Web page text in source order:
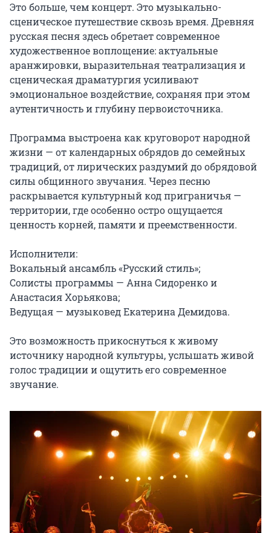
Это больше, чем концерт. Это музыкально-
сценическое путешествие сквозь время. Древняя
русская песня здесь обретает современное
художественное воплощение: актуальные
аранжировки, выразительная театрализация и
сценическая драматургия усиливают
эмоциональное воздействие, сохраняя при этом
аутентичность и глубину первоисточника.
Программа выстроена как круговорот народной
жизни — от календарных обрядов до семейных
традиций, от лирических раздумий до обрядовой
силы общинного звучания. Через песню
раскрывается культурный код приграничья —
территории, где особенно остро ощущается
ценность корней, памяти и преемственности.
Исполнители:
Вокальный ансамбль «Русский стиль»;
Солисты программы — Анна Сидоренко и
Анастасия Хорьякова;
Ведущая — музыковед Екатерина Демидова.
Это возможность прикоснуться к живому
источнику народной культуры, услышать живой
голос традиции и ощутить его современное
звучание.